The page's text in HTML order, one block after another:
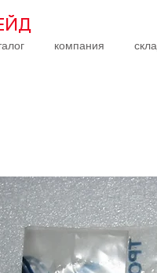
компания